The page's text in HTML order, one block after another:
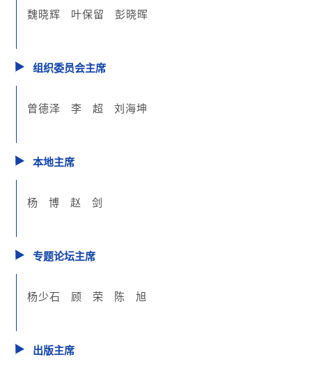
魏晓辉 叶保留 彭晓晖
组织委员会主席
曾德泽 李 超 刘海坤
本地主席
杨 博 赵 剑
专题论坛主席
杨少石 顾 荣 陈 旭
出版主席